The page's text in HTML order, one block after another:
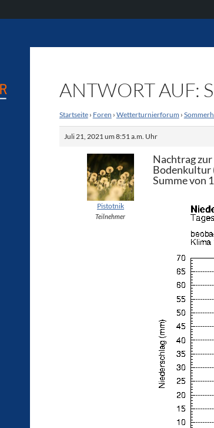
ANTWORT AUF:
Startseite › Foren › Wetterturnierforum ›
Juli 21, 2021 um 8:51 a.m. Uhr
Pistotnik
Teilnehmer
Nachtrag
Bodenkultur
Summe von